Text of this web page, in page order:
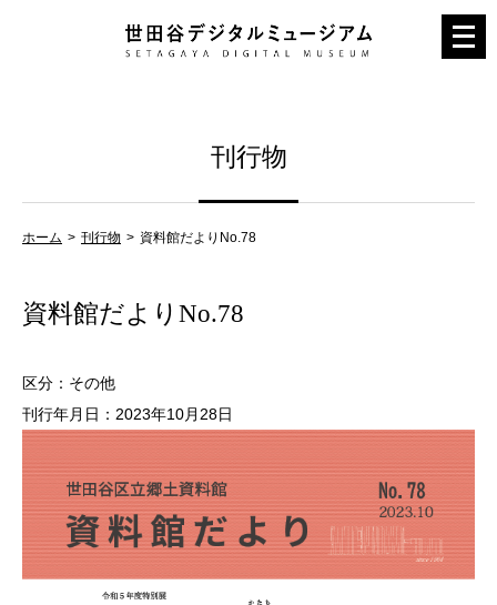
メ
ニ
刊行物
ホーム 刊行物 資料館だよりNo.78
資料館だよりNo.78
区分：その他
刊行年月日：2023年10月28日